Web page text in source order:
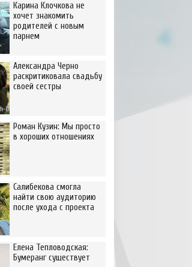
Карина Клочкова не
хочет знакомить
родителей с новым
парнем
Александра Черно
раскритиковала свадьбу
своей сестры
Роман Кузин: Мы просто
в хороших отношениях
Салибекова смогла
найти свою аудиторию
после ухода с проекта
Елена Тепловодская:
Бумеранг существует